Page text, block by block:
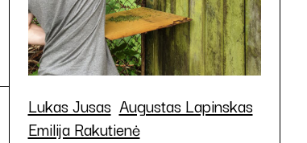
Lukas Jusas Augustas Lapinskas
Emilija Rakutienė